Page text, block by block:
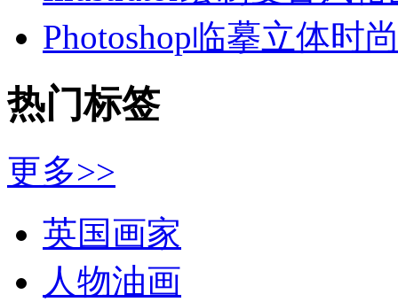
Photoshop临摹立体时
热门标签
更多>>
英国画家
人物油画